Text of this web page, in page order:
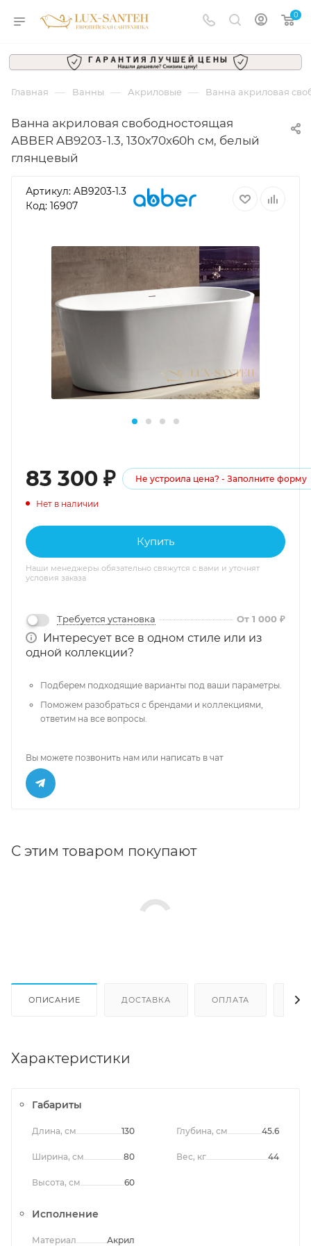
0
Главная — Ванны — Акриловые — Ванна акриловая
Ванна акриловая свободностоящая
ABBER AB9203-1.3, 130х70х60h см, белый
глянцевый
Артикул: AB9203-1.3
Код: 16907
83 300 ₽ Не устроила цена? - Заполните форму
Нет в наличии
Купить
Наши менеджеры обязательно свяжутся с вами и уточнят
условия заказа
Требуется установка От 1 000 ₽
Интересует все в одном стиле или из
одной коллекции?
Подберем подходящие варианты под ваши параметры.
Поможем разобраться с брендами и коллекциями,
ответим на все вопросы.
Вы можете позвонить нам или написать в чат
С этим товаром покупают
ОПИСАНИЕ ДОСТАВКА ОПЛАТА
Характеристики
Габариты
Длина, см 130
Ширина, см 80
Высота, см 60
Глубина, см 45.6
Вес, кг 44
Исполнение
Материал Акрил